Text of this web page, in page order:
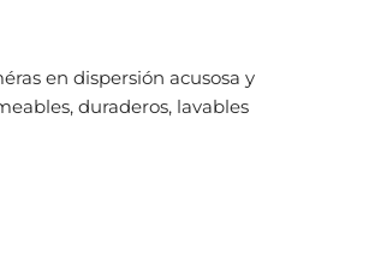
en dispersión acusosa y
duraderos, lavables